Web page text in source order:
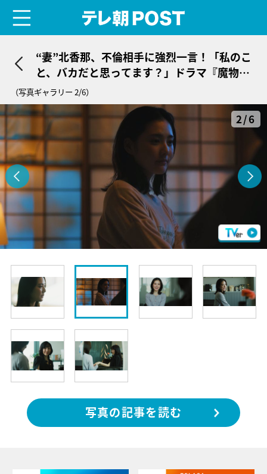
“妻”北香那、不倫相手に強烈一言！「私のこ
と、バカだと思ってます？」ドラマ『魔物』
ドロ沼開幕に戦慄
（写真ギャラリー 2/6）
2/6
写真の記事を読む